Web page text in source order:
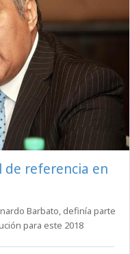
de referencia en
Barbato, definía parte
para este 2018